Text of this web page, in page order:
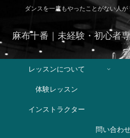
ダンスを一度もやったことがない人
麻布十番｜未経験・初心者
レッスンについて
体験レッスン
インストラクター
問い合わ